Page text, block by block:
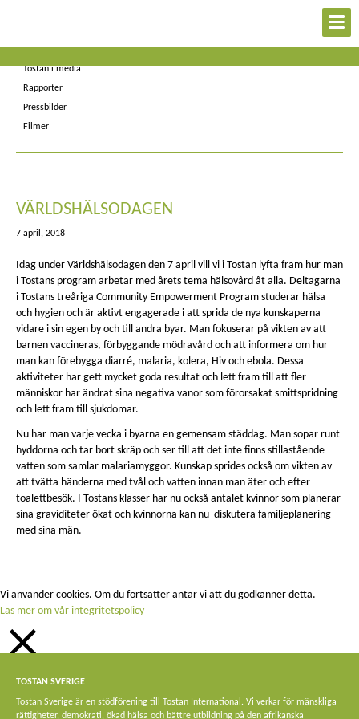
Nyheter
Tostan i media
Rapporter
Pressbilder
Filmer
VÄRLDSHÄLSODAGEN
7 april, 2018
Idag under Världshälsodagen den 7 april vill vi i Tostan lyfta fram hur man
i Tostans program arbetar med årets tema hälsovård åt alla. Deltagarna
i Tostans treåriga Community Empowerment Program studerar hälsa
och hygien och är aktivt engagerade i att sprida de nya kunskaperna
vidare i sin egen by och till andra byar. Man fokuserar på vikten av att
barnen vaccineras, förbyggande mödravård och att informera om hur
man kan förebygga diarré, malaria, kolera, Hiv och ebola. Dessa
aktiviteter har gett mycket goda resultat och lett fram till att fler
människor har ändrat sina negativa vanor som förorsakat smittspridning
och lett fram till sjukdomar.
Nu har man varje vecka i byarna en gemensam städdag. Man sopar runt
hyddorna och tar bort skräp och ser till att det inte finns stillastående
vatten som samlar malariamyggor. Kunskap sprides också om vikten av
att tvätta händerna med tvål och vatten innan man äter och efter
toalettbesök. I Tostans klasser har nu också antalet kvinnor som planerar
sina graviditeter ökat och kvinnorna kan nu diskutera familjeplanering
med sina män.
TOSTAN SVERIGE
Tostan Sverige är en stödförening till Tostan International. Vi verkar för mänskliga
rättigheter, demokrati, ökad hälsa och bättre utbildning på den afrikanska
Vi använder cookies. Om du fortsätter antar vi att du godkänner detta.
Läs mer om vår integritetspolicy
STÄNG
Privacy Overview